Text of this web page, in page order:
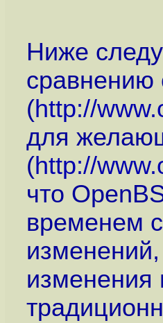
Ниже
сравнению
(http://
для
(http://
что
временем
изменения